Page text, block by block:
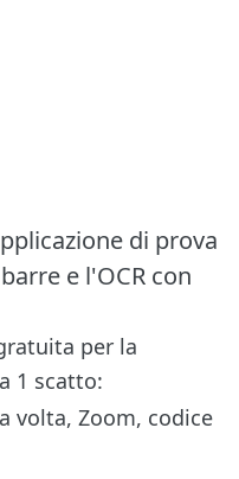
di prova
e l'OCR con
per la
1 scatto:
volta, Zoom, codice